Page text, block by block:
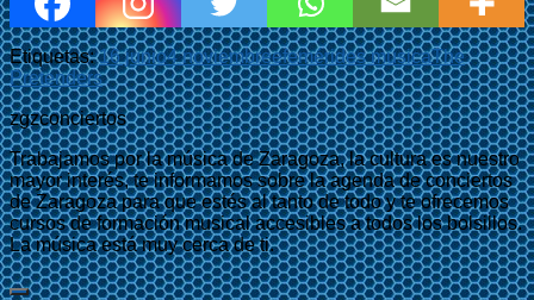
Etiquetas:16 junio4 noviembreefemérides músicaThe
Pretenders
zgzconciertos
Trabajamos por la música de Zaragoza, la cultura es nuestro
mayor interés, te informamos sobre la agenda de conciertos
de Zaragoza para que estés al tanto de todo y te ofrecemos
cursos de formación musical accesibles a todos los bolsillos.
La música está muy cerca de ti.